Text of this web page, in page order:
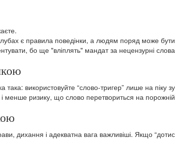
є правила поведінки, а людям поряд може
бо ще "вліплять" мандат за нецензурні
така: використовуйте “слово-тригер” лише на
менше ризику, що слово перетвориться на
дихання і адекватна вага важливіші. Якщо